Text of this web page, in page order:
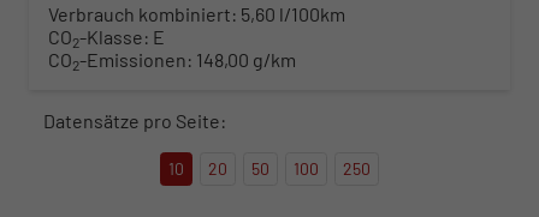
Verbrauch kombiniert: 5,60 l/100km
CO2-Klasse: E
CO2-Emissionen: 148,00 g/km
Datensätze pro Seite:
10 20 50 100 250